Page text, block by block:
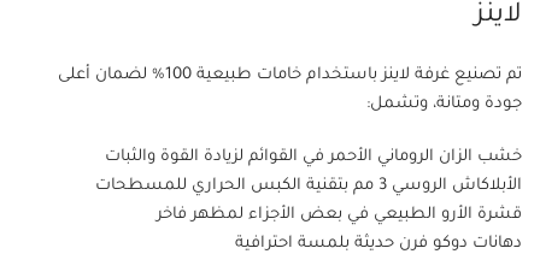
لاينز
تم تصنيع غرفة لاينز باستخدام خامات طبيعية 100% لضمان أعلى
جودة ومتانة، وتشمل:
خشب الزان الروماني الأحمر في القوائم لزيادة القوة والثبات
الأبلاكاش الروسي 3 مم بتقنية الكبس الحراري للمسطحات
قشرة الأرو الطبيعي في بعض الأجزاء لمظهر فاخر
دهانات دوكو فرن حديثة بلمسة احترافية